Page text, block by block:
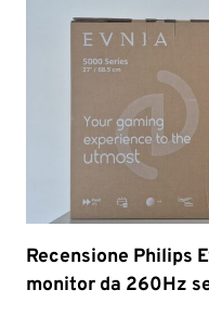
Recensione Philips
monitor da 260Hz